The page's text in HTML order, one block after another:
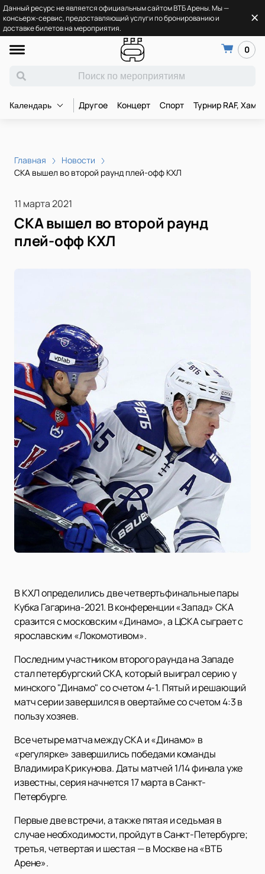
Данный ресурс не является официальным сайтом ВТБ Арены. Мы —
консьерж-сервис, предоставляющий услуги по бронированию и
доставке билетов на мероприятия.
0
Календарь Другое Концерт Спорт Турнир RAF,
Главная
Новости
СКА вышел во второй раунд плей-офф КХЛ
11 марта 2021
СКА вышел во второй раунд
плей-офф КХЛ
В КХЛ определились две четвертьфинальные пары
Кубка Гагарина-2021. В конференции «Запад» СКА
сразится с московским «Динамо», а ЦСКА сыграет с
ярославским «Локомотивом».
Последним участником второго раунда на Западе
стал петербургский СКА, который выиграл серию у
минского "Динамо" со счетом 4-1. Пятый и решающий
матч серии завершился в овертайме со счетом 4:3 в
пользу хозяев.
Все четыре матча между СКА и «Динамо» в
«регулярке» завершились победами команды
Владимира Крикунова. Даты матчей 1/14 финала уже
известны, серия начнется 17 марта в Санкт-
Петербурге.
Первые две встречи, а также пятая и седьмая в
случае необходимости, пройдут в Санкт-Петербурге;
третья, четвертая и шестая — в Москве на «ВТБ
Арене».